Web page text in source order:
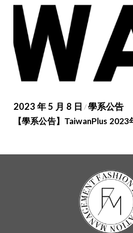
2023 年 5 月 8 日 /學系公告
【學系公告】TaiwanPlus